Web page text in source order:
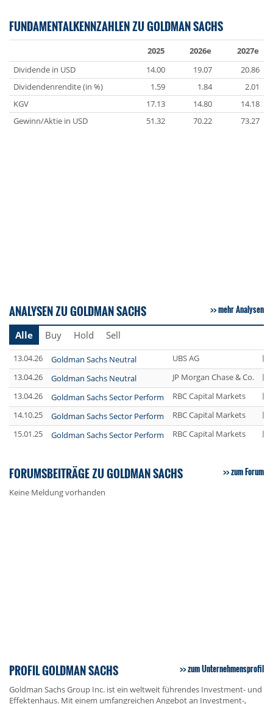
FUNDAMENTALKENNZAHLEN ZU GOLDMAN SACHS
2025 2026e
2027e
Dividende in USD
14.00 19.07
20.86
Dividendenrendite (in %)
1.59 1.84
2.01
KGV
17.13 14.80
14.18
Gewinn/Aktie in USD
51.32 70.22 73.27
ANALYSEN ZU GOLDMAN SACHS mehr Analysen
Alle Buy Hold Sell
13.04.26 Goldman Sachs Neutral
UBS AG
13.04.26
Goldman Sachs Neutral
JP Morgan Chase & Co.
13.04.26
Goldman Sachs Sector Perform
RBC Capital Markets
14.10.25
Goldman Sachs Sector Perform
RBC Capital Markets
15.01.25
Goldman Sachs Sector Perform RBC Capital Markets
FORUMSBEITRÄGE ZU GOLDMAN SACHS zum Forum
Keine Meldung vorhanden
PROFIL GOLDMAN SACHS zum Unternehmensprofil
Goldman Sachs Group Inc. ist ein weltweit führendes Investment- und
Effektenhaus. Mit einem umfangreichen Angebot an Investment-,